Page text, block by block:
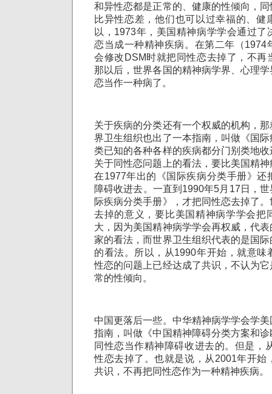
和异性恋都是正常的、健康的性倾向，
比异性恋差，他们也可以过幸福的、健
以，1973年，美国精神病学学会通过了
恋当成一种精神疾病。在第二年（1974
会修改DSM时就把同性恋去掉了，不再
那以后，世界各国的精神病学界、心理
恋当作一种病了。
关于疾病的分类还有一个权威的机构，
界卫生组织也出了一本指南，叫做《国
类已知的各种各样的疾病都分门别类地
关于同性恋问题上的看法，要比美国精
在1977年出的《国际疾病分类手册》还
障碍收进去。一直到1990年5月17日，
际疾病分类手册》，才把同性恋去掉了
去掉的意义，要比美国精神病学学会把
大，因为美国精神病学学会再权威，代
家的看法，而世界卫生组织代表的是国
的看法。所以，从1990年开始，就意味
性恋的问题上已经达成了共识，不认为
常的性倾向。
中国更落后一些。中华精神病学学会学
指南，叫做《中国精神障碍分类方案和
同性恋当作精神障碍收进去的。但是，
性恋去掉了。也就是说，从2001年开始
共识，不再把同性恋作为一种精神疾病。